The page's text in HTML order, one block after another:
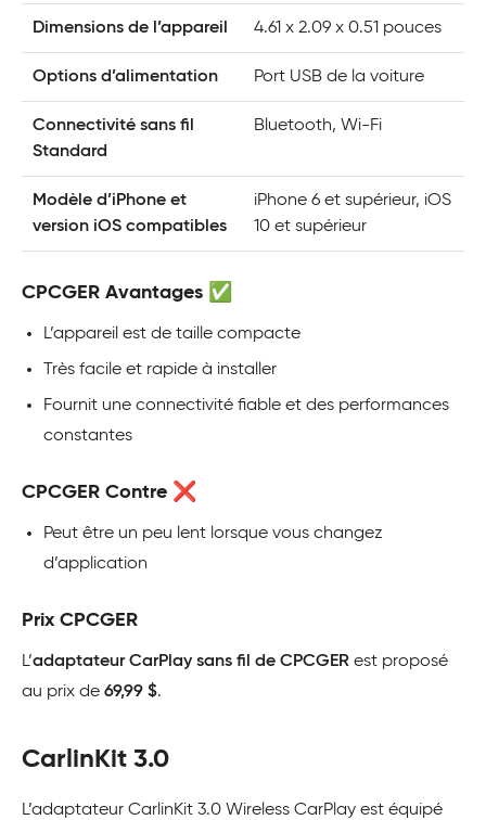
Dimensions de l’appareil 4.61 x 2.09 x 0.51 pouces
Options d’alimentation Port USB de la voiture
Connectivité sans fil
Standard
Bluetooth, Wi-Fi
Modèle d’iPhone et
version iOS compatibles
iPhone 6 et supérieur, iOS
10 et supérieur
CPCGER Avantages ✅
L’appareil est de taille compacte
Très facile et rapide à installer
Fournit une connectivité fiable et des performances
constantes
CPCGER Contre ❌
Peut être un peu lent lorsque vous changez
d’application
Prix CPCGER
L’adaptateur CarPlay sans fil de CPCGER est proposé
au prix de 69,99 $.
CarlinKit 3.0
L’adaptateur CarlinKit 3.0 Wireless CarPlay est équipé